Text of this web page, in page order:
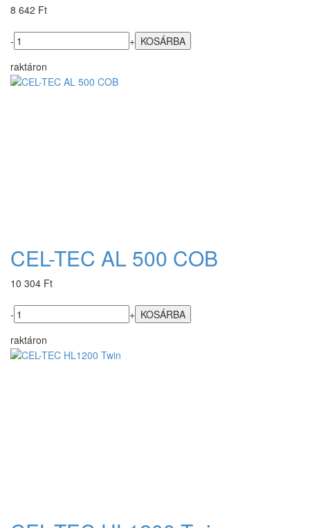
8 642 Ft
-
+
raktáron
CEL-TEC AL 500 COB
10 304 Ft
-
+
raktáron